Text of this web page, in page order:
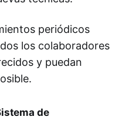
periódicos
los colaboradores
y puedan
de